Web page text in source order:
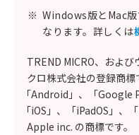
※ Windows版とMac
なります。詳しくは
TREND MICRO、およ
クロ株式会社の登録商標
「Android」、「Google
「iOS」、「iPadOS」、
Apple inc. の商標です。